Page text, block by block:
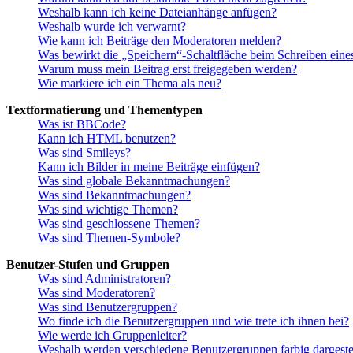
Weshalb kann ich keine Dateianhänge anfügen?
Weshalb wurde ich verwarnt?
Wie kann ich Beiträge den Moderatoren melden?
Was bewirkt die „Speichern“-Schaltfläche beim Schreiben
Warum muss mein Beitrag erst freigegeben werden?
Wie markiere ich ein Thema als neu?
Textformatierung und Thementypen
Was ist BBCode?
Kann ich HTML benutzen?
Was sind Smileys?
Kann ich Bilder in meine Beiträge einfügen?
Was sind globale Bekanntmachungen?
Was sind Bekanntmachungen?
Was sind wichtige Themen?
Was sind geschlossene Themen?
Was sind Themen-Symbole?
Benutzer-Stufen und Gruppen
Was sind Administratoren?
Was sind Moderatoren?
Was sind Benutzergruppen?
Wo finde ich die Benutzergruppen und wie trete ich ihnen bei?
Wie werde ich Gruppenleiter?
Weshalb werden verschiedene Benutzergruppen farbig